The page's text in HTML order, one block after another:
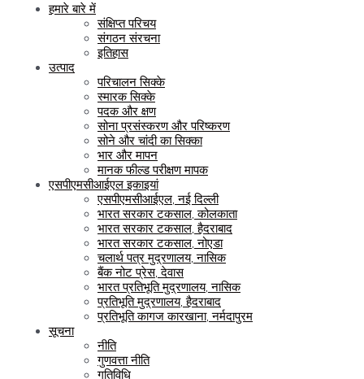
हमारे बारे में
संक्षिप्त परिचय
संगठन संरचना
इतिहास
उत्पाद
परिचालन सिक्के
स्मारक सिक्के
पदक और क्षण
सोना प्रसंस्करण और परिष्करण
सोने और चांदी का सिक्का
भार और मापन
मानक फील्ड परीक्षण मापक
एसपीएमसीआईएल इकाइयां
एसपीएमसीआईएल, नई दिल्ली
भारत सरकार टकसाल, कोलकाता
भारत सरकार टकसाल, हैदराबाद
भारत सरकार टकसाल, नोएडा
चलार्थ पत्र मुद्रणालय, नासिक
बैंक नोट प्रेस, देवास
भारत प्रतिभूति मुद्रणालय, नासिक
प्रतिभूति मुद्रणालय, हैदराबाद
प्रतिभूति कागज कारखाना, नर्मदापुरम
सूचना
नीति
गुणवत्ता नीति
गतिविधि